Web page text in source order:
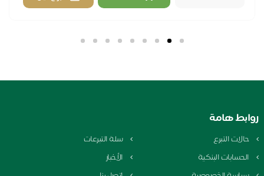
هامة
التبرع
سلة التبرعات
البنكية
الأخبار